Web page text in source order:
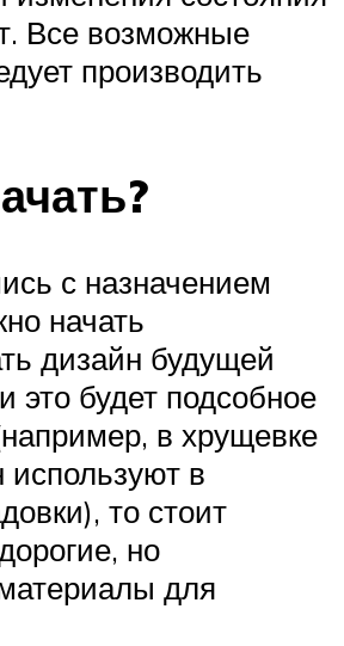
Все возможные
производить
с назначением
начать
дизайн будущей
это будет подсобное
в хрущевке
используют в
то стоит
но
для